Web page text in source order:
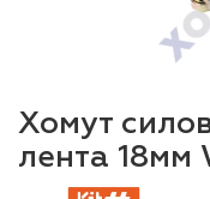
Хомут
лента 18мм